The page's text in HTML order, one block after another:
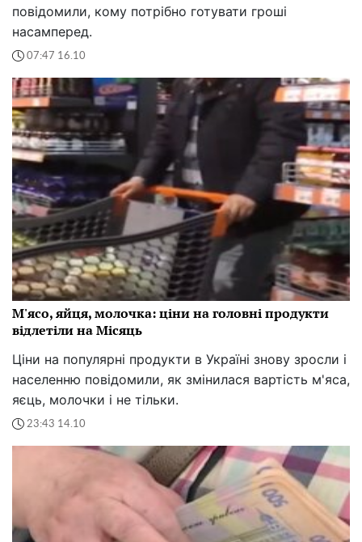
повідомили, кому потрібно готувати гроші
насамперед.
07:47 16.10
М'ясо, яйця, молочка: ціни на головні продукти
відлетіли на Місяць
Ціни на популярні продукти в Україні знову зросли і
населенню повідомили, як змінилася вартість м'яса,
яєць, молочки і не тільки.
23:43 14.10